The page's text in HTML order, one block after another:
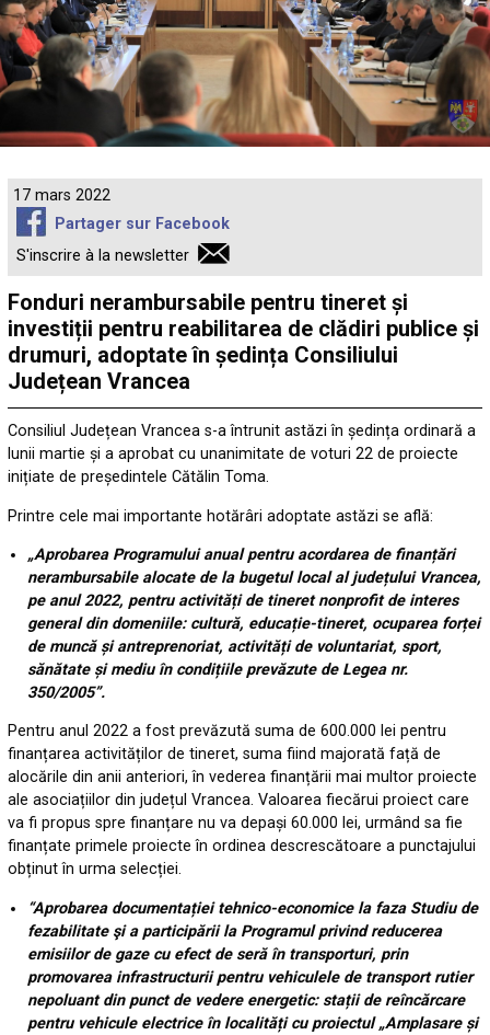
17 mars 2022
Partager sur Facebook
S'inscrire à la newsletter
Fonduri nerambursabile pentru tineret și
investiții pentru reabilitarea de clădiri publice și
drumuri, adoptate în ședința Consiliului
Județean Vrancea
Consiliul Județean Vrancea s-a întrunit astăzi în ședința ordinară a
lunii martie și a aprobat cu unanimitate de voturi 22 de proiecte
inițiate de președintele Cătălin Toma.
Printre cele mai importante hotărâri adoptate astăzi se află:
„Aprobarea Programului anual pentru acordarea de finanțări
nerambursabile alocate de la bugetul local al județului Vrancea,
pe anul 2022, pentru activități de tineret nonprofit de interes
general din domeniile: cultură, educație-tineret, ocuparea forței
de muncă și antreprenoriat, activități de voluntariat, sport,
sănătate și mediu în condițiile prevăzute de Legea nr.
350/2005”.
Pentru anul 2022 a fost prevăzută suma de 600.000 lei pentru
finanțarea activităților de tineret, suma fiind majorată față de
alocările din anii anteriori, în vederea finanțării mai multor proiecte
ale asociațiilor din județul Vrancea. Valoarea fiecărui proiect care
va fi propus spre finanțare nu va depași 60.000 lei, urmând sa fie
finanțate primele proiecte în ordinea descrescătoare a punctajului
obținut în urma selecției.
“Aprobarea documentației tehnico-economice la faza Studiu de
fezabilitate şi a participării la Programul privind reducerea
emisiilor de gaze cu efect de seră în transporturi, prin
promovarea infrastructurii pentru vehiculele de transport rutier
nepoluant din punct de vedere energetic: stații de reîncărcare
pentru vehicule electrice în localități cu proiectul „Amplasare și